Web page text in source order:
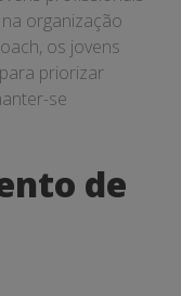
organização
os jovens
priorizar
se
de